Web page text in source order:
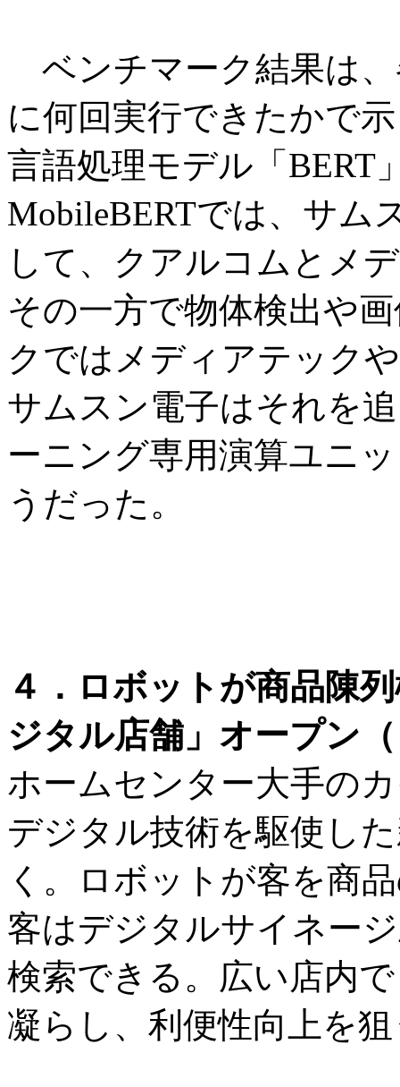
ベンチマーク結果は
に何回実行できたかで
言語処理モデル「BERT
MobileBERTでは、サム
して、クアルコムとメ
その一方で物体検出や
クではメディアテック
サムスン電子はそれを
ーニング専用演算ユニ
うだった。
４．ロボットが商品陳
ジタル店舗」オープン
ホームセンター大手の
デジタル技術を駆使し
く。ロボットが客を商
客はデジタルサイネー
検索できる。広い店内
凝らし、利便性向上を